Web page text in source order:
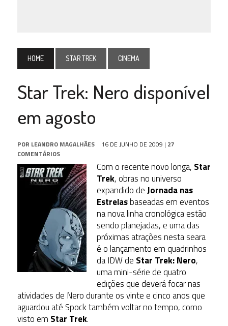
HOME STAR TREK CINEMA
Star Trek: Nero disponível
em agosto
POR LEANDRO MAGALHÃES 16 DE JUNHO DE 2009 | 27
COMENTÁRIOS
Com o recente novo longa, Star
Trek, obras no universo
expandido deJornada nas
Estrelasbaseadas em eventos
na nova linha cronológica estão
sendo planejadas, e uma das
próximas atrações nesta seara
é o lançamento em quadrinhos
da IDW de Star Trek: Nero,
uma mini-série de quatro
edições que deverá focar nas
atividades de Nero durante os vinte e cinco anos que
aguardou até Spock também voltar no tempo, como
visto em Star Trek.